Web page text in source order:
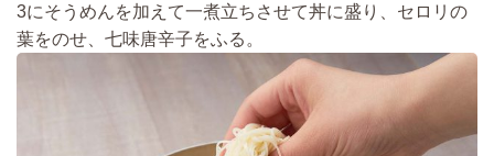
3にそうめんを加えて一煮立ちさせて丼に盛り、セロリの
葉をのせ、七味唐辛子をふる。